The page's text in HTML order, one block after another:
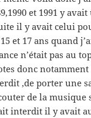
et 1991 y
il y avait celui
et 17 ans quand
n’était pas au
donc
,de porter une
de la musique
interdit il y avait